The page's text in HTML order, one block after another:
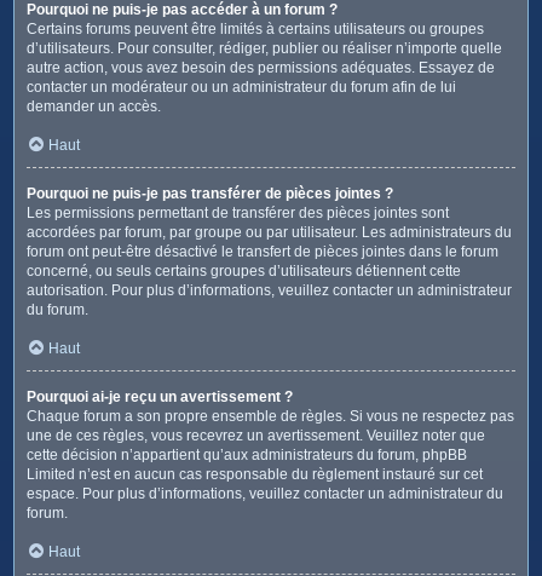
Pourquoi ne puis-je pas accéder à un forum ?
Certains forums peuvent être limités à certains utilisateurs ou groupes
d’utilisateurs. Pour consulter, rédiger, publier ou réaliser n’importe quelle
autre action, vous avez besoin des permissions adéquates. Essayez de
contacter un modérateur ou un administrateur du forum afin de lui
demander un accès.
Haut
Pourquoi ne puis-je pas transférer de pièces jointes ?
Les permissions permettant de transférer des pièces jointes sont
accordées par forum, par groupe ou par utilisateur. Les administrateurs du
forum ont peut-être désactivé le transfert de pièces jointes dans le forum
concerné, ou seuls certains groupes d’utilisateurs détiennent cette
autorisation. Pour plus d’informations, veuillez contacter un administrateur
du forum.
Haut
Pourquoi ai-je reçu un avertissement ?
Chaque forum a son propre ensemble de règles. Si vous ne respectez pas
une de ces règles, vous recevrez un avertissement. Veuillez noter que
cette décision n’appartient qu’aux administrateurs du forum, phpBB
Limited n’est en aucun cas responsable du règlement instauré sur cet
espace. Pour plus d’informations, veuillez contacter un administrateur du
forum.
Haut